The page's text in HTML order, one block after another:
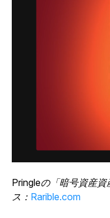
Pringleの「暗号資産
ス： Rarible.com